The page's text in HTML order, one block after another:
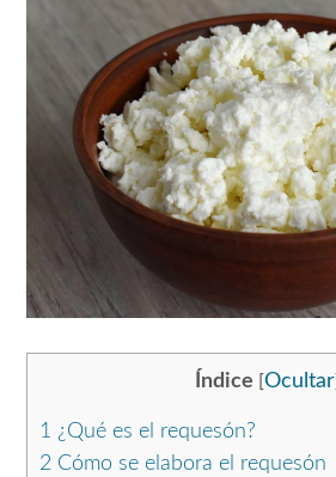
Índice Ocultar
1 ¿Qué es el requesón?
2 Cómo se elabora el requesón